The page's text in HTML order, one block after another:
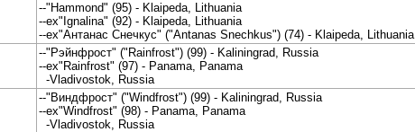
--"Hammond" (95) - Klaipeda, Lithuania
--ex"Ignalina" (92) - Klaipeda, Lithuania
--ex"Антанас Снечкус" ("Antanas Snechkus") (74) - Klaipeda, Lithuania
--"Рэйнфрост" ("Rainfrost") (99) - Kaliningrad, Russia
--ex"Rainfrost" (97) - Panama, Panama
-Vladivostok, Russia
--"Виндфрост" ("Windfrost") (99) - Kaliningrad, Russia
--ex"Windfrost" (98) - Panama, Panama
-Vladivostok, Russia